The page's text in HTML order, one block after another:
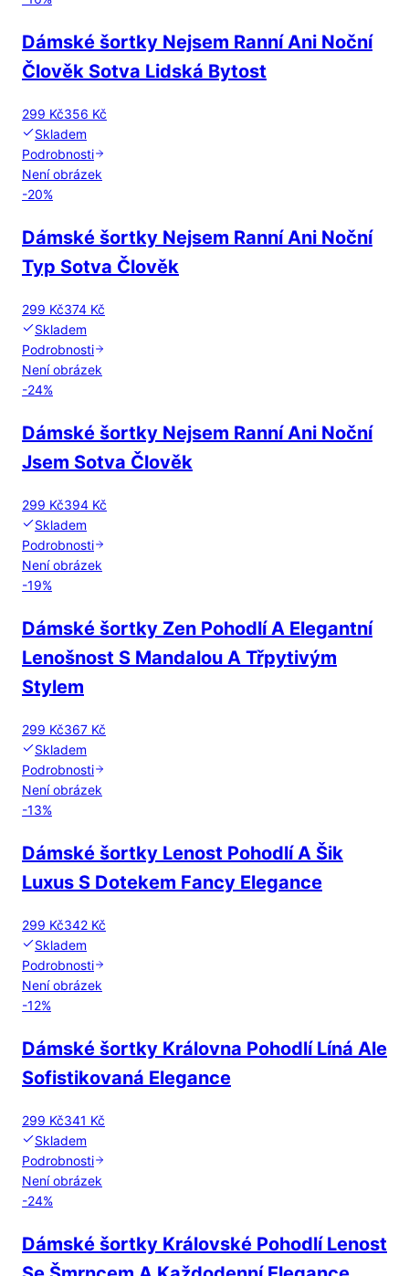
Dámské šortky Nejsem Ranní Ani Noční
Člověk Sotva Lidská Bytost
299 Kč356 Kč
Skladem
Podrobnosti
Není obrázek
-20%
Dámské šortky Nejsem Ranní Ani Noční
Typ Sotva Člověk
299 Kč374 Kč
Skladem
Podrobnosti
Není obrázek
-24%
Dámské šortky Nejsem Ranní Ani Noční
Jsem Sotva Člověk
299 Kč394 Kč
Skladem
Podrobnosti
Není obrázek
-19%
Dámské šortky Zen Pohodlí A Elegantní
Lenošnost S Mandalou A Třpytivým
Stylem
299 Kč367 Kč
Skladem
Podrobnosti
Není obrázek
-13%
Dámské šortky Lenost Pohodlí A Šik
Luxus S Dotekem Fancy Elegance
299 Kč342 Kč
Skladem
Podrobnosti
Není obrázek
-12%
Dámské šortky Královna Pohodlí Líná Ale
Sofistikovaná Elegance
299 Kč341 Kč
Skladem
Podrobnosti
Není obrázek
-24%
Dámské šortky Královské Pohodlí Lenost